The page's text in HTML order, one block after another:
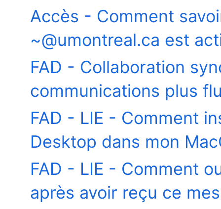
Accès - Comment
~@umontreal.ca est
FAD - Collaboration
communications plus
FAD - LIE - Comment
Desktop dans mon
FAD - LIE - Comment
après avoir reçu ce